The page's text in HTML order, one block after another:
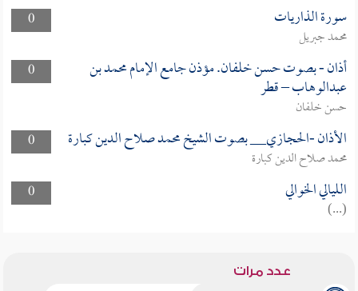
0
سورة الذاريات
محمد جبريل
0
أذان - بصوت حسن خلفان. مؤذن جامع الإمام محمد بن
عبدالوهاب – قطر
حسن خلفان
0
الأذان -الحجازي__ بصوت الشيخ محمد صلاح الدين كبارة
محمد صلاح الدين كبارة
0
الليالي الخوالي
(...)
عدد مرات